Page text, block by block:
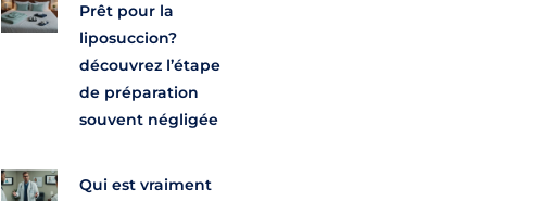
Prêt pour la
liposuccion?
découvrez l’étape
de préparation
souvent négligée
Qui est vraiment